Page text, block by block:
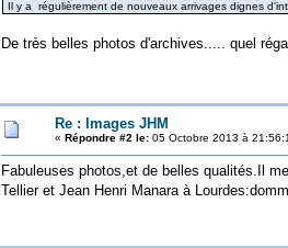
Il y a régulièrement de nouveaux arrivages dignes
De très belles photos d'archives..... quel
Re : Images JHM
« Répondre #2 le:05 Octobre 2013 à
Fabuleuses photos,et de belles qualités.Il
Tellier et Jean Henri Manara à